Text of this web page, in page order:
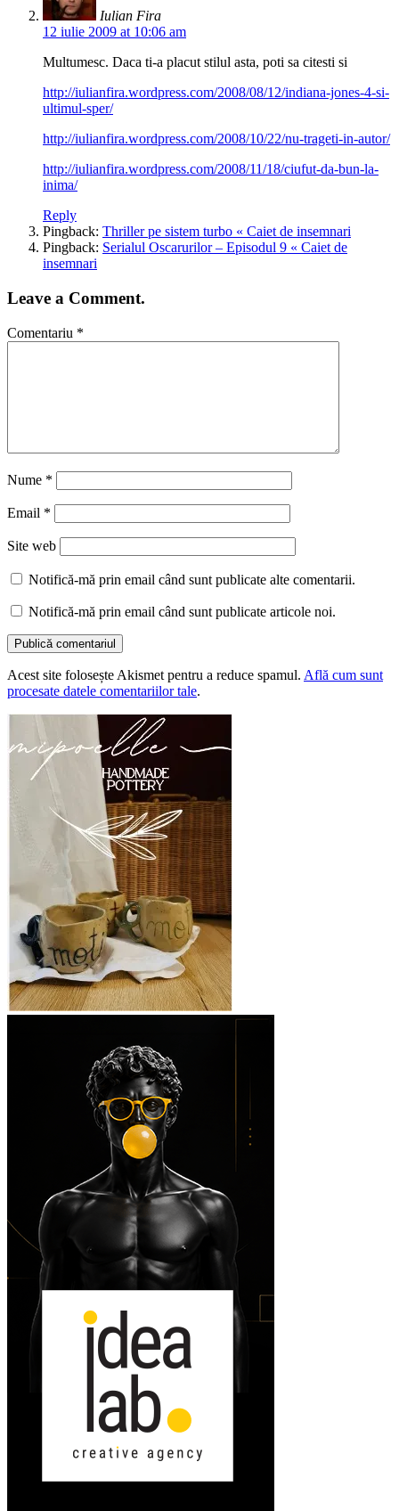
Iulian Fira
12 iulie 2009 at 10:06 am
Multumesc. Daca ti-a placut stilul asta, poti sa citesti si
http://iulianfira.wordpress.com/2008/08/12/indiana-jones-4-si-
ultimul-sper/
http://iulianfira.wordpress.com/2008/10/22/nu-trageti-in-autor/
http://iulianfira.wordpress.com/2008/11/18/ciufut-da-bun-la-
inima/
Reply
Pingback: Thriller pe sistem turbo « Caiet de insemnari
Pingback: Serialul Oscarurilor – Episodul 9 « Caiet de
insemnari
Leave a Comment.
Comentariu *
Nume *
Email *
Site web
Notifică-mă prin email când sunt publicate alte comentarii.
Notifică-mă prin email când sunt publicate articole noi.
Acest site folosește Akismet pentru a reduce spamul. Află cum sunt
procesate datele comentariilor tale.